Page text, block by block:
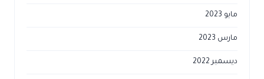
مارس 2023
ديسمبر 2022